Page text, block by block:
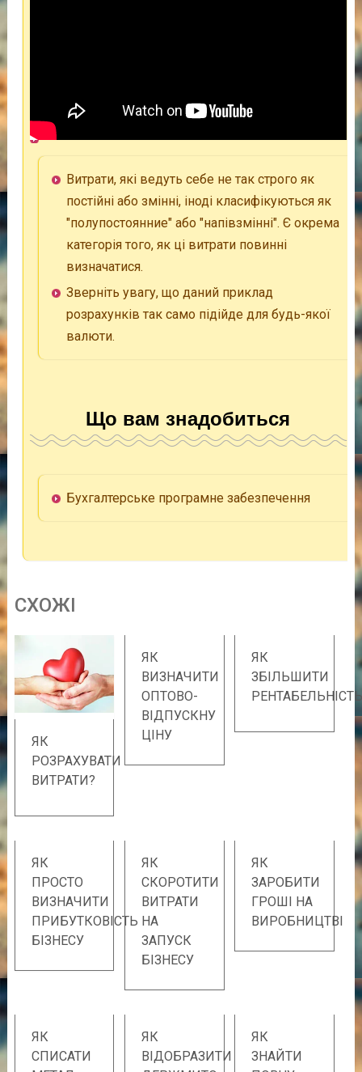
Витрати, які ведуть себе не так строго як
постійні або змінні, іноді класифікуються як
"полупостоянние" або "напівзмінні". Є окрема
категорія того, як ці витрати повинні
визначатися.
Зверніть увагу, що даний приклад
розрахунків так само підійде для будь-якої
валюти.
Що вам знадобиться
Бухгалтерське програмне забезпечення
СХОЖІ
ЯК
РОЗРАХУВАТИ
ВИТРАТИ?
ЯК
ВИЗНАЧИТИ
ОПТОВО-
ВІДПУСКНУ
ЦІНУ
ЯК
ЗБІЛЬШИТИ
ЯК
ПРОСТО
ВИЗНАЧИТИ
ПРИБУТКОВІСТЬ
БІЗНЕСУ
ЯК
СКОРОТИТИ
ВИТРАТИ
НА
ЗАПУСК
БІЗНЕСУ
ЯК
ЗАРОБИТИ
ГРОШІ НА
ВИРОБНИЦТВІ
ЯК
СПИСАТИ
ЯК
ВІДОБРАЗИТИ
ЯК
ЗНАЙТИ